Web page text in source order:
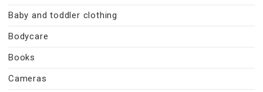
Baby and toddler clothing
Bodycare
Books
Cameras